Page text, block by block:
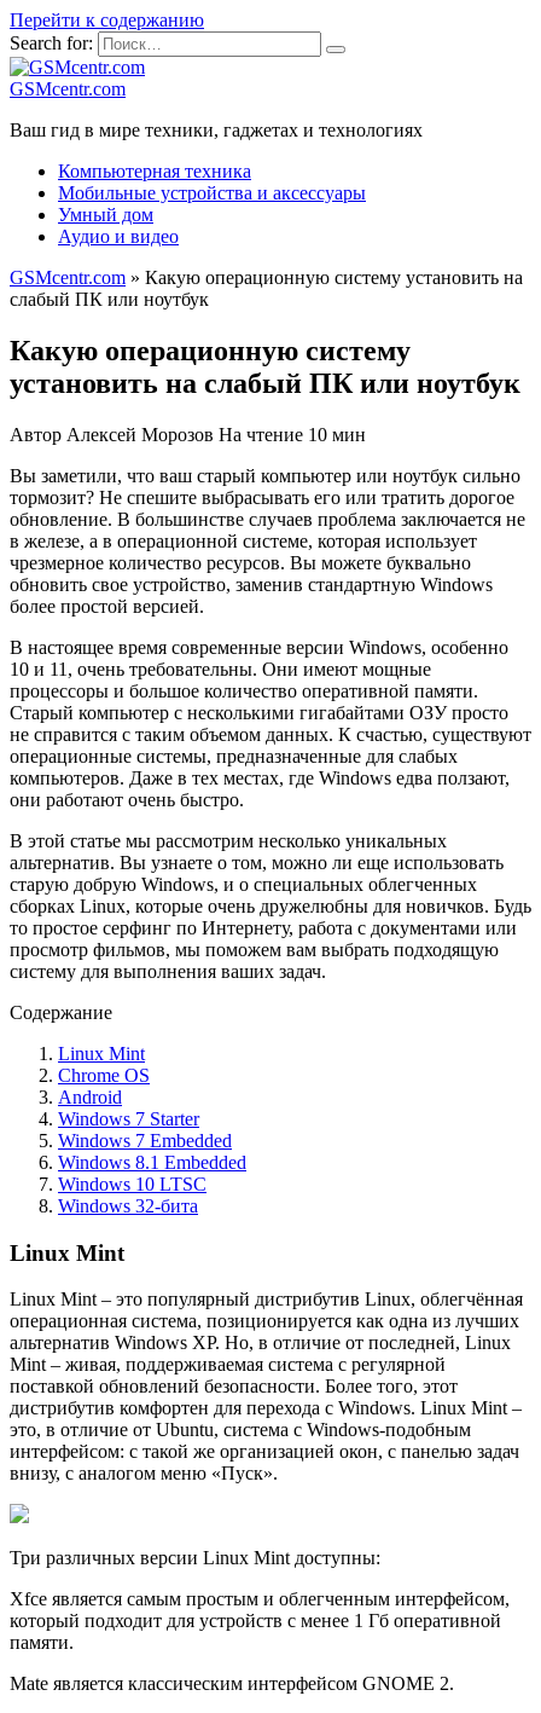
Перейти к содержанию
Search for:
GSMcentr.com
Ваш гид в мире техники, гаджетах и технологиях
Компьютерная техника
Мобильные устройства и аксессуары
Умный дом
Аудио и видео
GSMcentr.com » Какую операционную систему установить на
слабый ПК или ноутбук
Какую операционную систему
установить на слабый ПК или ноутбук
Автор Алексей Морозов На чтение 10 мин
Вы заметили, что ваш старый компьютер или ноутбук сильно
тормозит? Не спешите выбрасывать его или тратить дорогое
обновление. В большинстве случаев проблема заключается не
в железе, а в операционной системе, которая использует
чрезмерное количество ресурсов. Вы можете буквально
обновить свое устройство, заменив стандартную Windows
более простой версией.
В настоящее время современные версии Windows, особенно
10 и 11, очень требовательны. Они имеют мощные
процессоры и большое количество оперативной памяти.
Старый компьютер с несколькими гигабайтами ОЗУ просто
не справится с таким объемом данных. К счастью, существуют
операционные системы, предназначенные для слабых
компьютеров. Даже в тех местах, где Windows едва ползают,
они работают очень быстро.
В этой статье мы рассмотрим несколько уникальных
альтернатив. Вы узнаете о том, можно ли еще использовать
старую добрую Windows, и о специальных облегченных
сборках Linux, которые очень дружелюбны для новичков. Будь
то простое серфинг по Интернету, работа с документами или
просмотр фильмов, мы поможем вам выбрать подходящую
систему для выполнения ваших задач.
Содержание
Linux Mint
Chrome OS
Android
Windows 7 Starter
Windows 7 Embedded
Windows 8.1 Embedded
Windows 10 LTSC
Windows 32-бита
Linux Mint
Linux Mint – это популярный дистрибутив Linux, облегчённая
операционная система, позиционируется как одна из лучших
альтернатив Windows XP. Но, в отличие от последней, Linux
Mint – живая, поддерживаемая система с регулярной
поставкой обновлений безопасности. Более того, этот
дистрибутив комфортен для перехода с Windows. Linux Mint –
это, в отличие от Ubuntu, система с Windows-подобным
интерфейсом: с такой же организацией окон, с панелью задач
внизу, с аналогом меню «Пуск».
Три различных версии Linux Mint доступны:
Xfce является самым простым и облегченным интерфейсом,
который подходит для устройств с менее 1 Гб оперативной
памяти.
Mate является клаcсическим интерфейсом GNOME 2.